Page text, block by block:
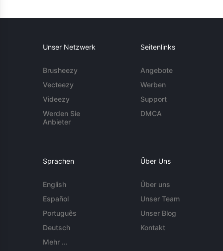
Unser Netzwerk
Brusheezy
Vecteezy
Videezy
Werden Sie
Anbieter
Seitenlinks
Angebote
Werben
Support
DMCA
Sprachen
English
Español
Português
Deutsch
Mehr ...
Über Uns
Über uns
Unser Team
Unser Blog
Kontakt